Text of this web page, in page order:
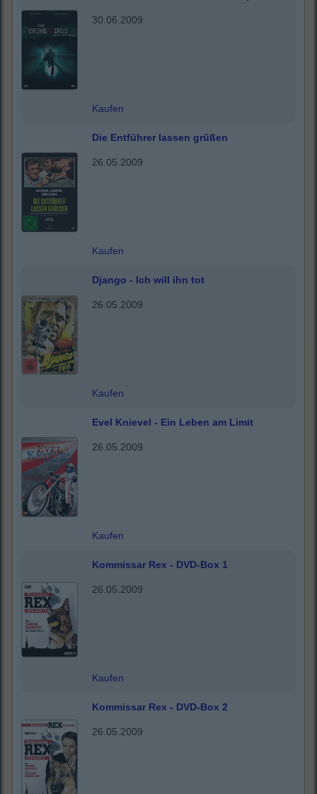
30.06.2009
Kaufen
Die Entführer lassen grüßen
26.05.2009
Kaufen
Django - Ich will ihn tot
26.05.2009
Kaufen
Evel Knievel - Ein Leben am Limit
26.05.2009
Kaufen
Kommissar Rex - DVD-Box 1
26.05.2009
Kaufen
Kommissar Rex - DVD-Box 2
26.05.2009